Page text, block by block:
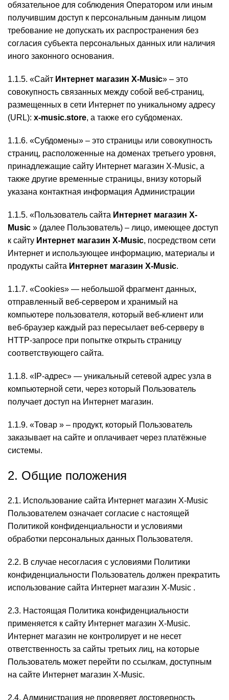
обязательное для соблюдения Оператором или иным
получившим доступ к персональным данным лицом
требование не допускать их распространения без
согласия субъекта персональных данных или наличия
иного законного основания.
1.1.5. «Сайт Интернет магазин X-Music» – это
совокупность связанных между собой веб-страниц,
размещенных в сети Интернет по уникальному адресу
(URL): x-music.store, а также его субдоменах.
1.1.6. «Субдомены» – это страницы или совокупность
страниц, расположенные на доменах третьего уровня,
принадлежащие сайту Интернет магазин X-Music, а
также другие временные страницы, внизу который
указана контактная информация Администрации
1.1.5. «Пользователь сайта Интернет магазин X-
Music » (далее Пользователь) – лицо, имеющее доступ
к сайту Интернет магазин X-Music, посредством сети
Интернет и использующее информацию, материалы и
продукты сайта Интернет магазин X-Music.
1.1.7. «Cookies» — небольшой фрагмент данных,
отправленный веб-сервером и хранимый на
компьютере пользователя, который веб-клиент или
веб-браузер каждый раз пересылает веб-серверу в
HTTP-запросе при попытке открыть страницу
соответствующего сайта.
1.1.8. «IP-адрес» — уникальный сетевой адрес узла в
компьютерной сети, через который Пользователь
получает доступ на Интернет магазин.
1.1.9. «Товар » – продукт, который Пользователь
заказывает на сайте и оплачивает через платёжные
системы.
2. Общие положения
2.1. Использование сайта Интернет магазин X-Music
Пользователем означает согласие с настоящей
Политикой конфиденциальности и условиями
обработки персональных данных Пользователя.
2.2. В случае несогласия с условиями Политики
конфиденциальности Пользователь должен прекратить
использование сайта Интернет магазин X-Music .
2.3. Настоящая Политика конфиденциальности
применяется к сайту Интернет магазин X-Music.
Интернет магазин не контролирует и не несет
ответственность за сайты третьих лиц, на которые
Пользователь может перейти по ссылкам, доступным
на сайте Интернет магазин X-Music.
2.4. Администрация не проверяет достоверность